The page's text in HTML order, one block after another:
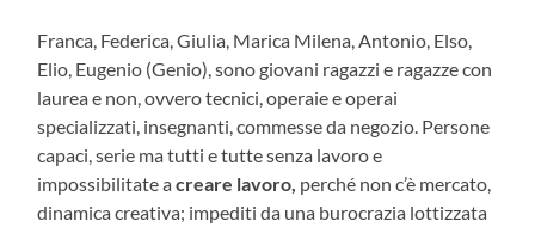
Franca, Federica, Giulia, Marica Milena, Antonio, Elso,
Elio, Eugenio (Genio), sono giovani ragazzi e ragazze con
laurea e non, ovvero tecnici, operaie e operai
specializzati, insegnanti, commesse da negozio. Persone
capaci, serie ma tutti e tutte senza lavoro e
impossibilitate acreare lavoro, perché non c’è mercato,
dinamica creativa; impediti da una burocrazia lottizzata